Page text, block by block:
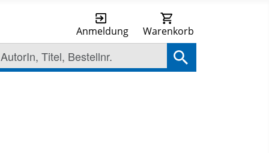
Anmeldung Warenkorb